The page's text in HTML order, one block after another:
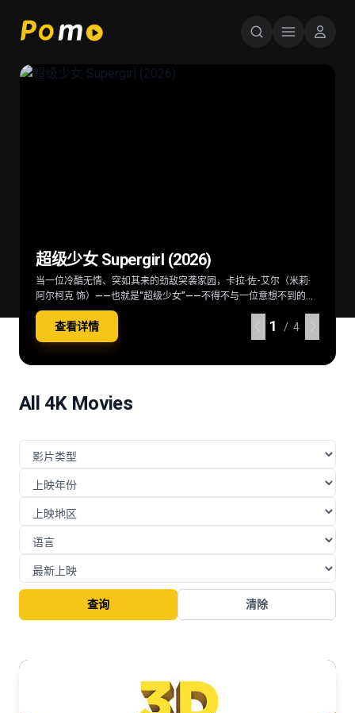
超级少女 Supergirl (2026)
当一位冷酷无情、突如其来的劲敌突袭家园，卡拉·佐-艾尔（米莉·
阿尔柯克 饰）——也就是“超级少女”——不得不与一位意想不到的同
伴结盟，横跨星际，踏上一段交织复仇与正义的壮阔征途。
查看详情 1 / 4
后室 Backrooms (2026)
深陷困境的克拉克（切瓦特·埃加福 饰）意外切入名为“后室”的神秘
空间，在这里一切物理规则崩塌，只有漫无边际的黄色房间，没有
终点也没有出路。心理医生玛丽（雷娜特·赖因斯夫 饰）为寻回克拉
克意外踏入此地，在这片异常空间中，随着心理防线的崩塌，未知
的恐惧与实体也在一步步向他们靠近
查看详情 1 / 4
火遮眼 (2025)
东南亚某处，失语维修工王伟（谢苗 饰）因女儿雨晴（杨恩又 饰）
失踪觉醒猎杀本能。他联手寻妻记者纳文（林科灯 饰）组成生死同
盟，在连番血战中死斗黑暗组织打手大块头（黎唯 饰）与嗜血杀手
阿德（雅彦·鲁伊安 饰）一众人等。怒火遮眼，鲜血开路，从血肉翻
飞的街头混战。
查看详情 1 / 4
The Mandalorian & Grogu (2026)
在秩序动荡的银河系，“最强奶爸”丁·贾伦（佩德罗·帕斯卡 饰）与
“银河系萌娃”古古这对非血缘父子并肩登场。冷峻坚毅的赏金猎人丁
·贾伦身披贝斯卡钢甲，凭悍勇战力屡屡从围堵中突围；看似弱小的
原力学徒古古，则总能在关键时刻爆发出惊人战力，为搭档化解危
机。他们一同执行关乎银河命运的绝密任务，直面远比以往更为凶
查看详情 1 / 4
All 4K Movies
查询 清除